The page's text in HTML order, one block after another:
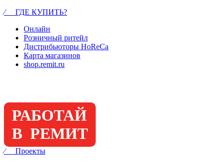
⁄ ГДЕ КУПИТЬ?
Онлайн
Розничный ритейл
Дистрибьюторы HoReCa
Карта магазинов
shop.remit.ru
РАБОТАЙ
В РЕМИТ
⁄ Проекты